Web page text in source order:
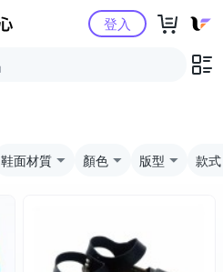
Yahoo購物中心登入
鞋面材質 顏色 版型 款式